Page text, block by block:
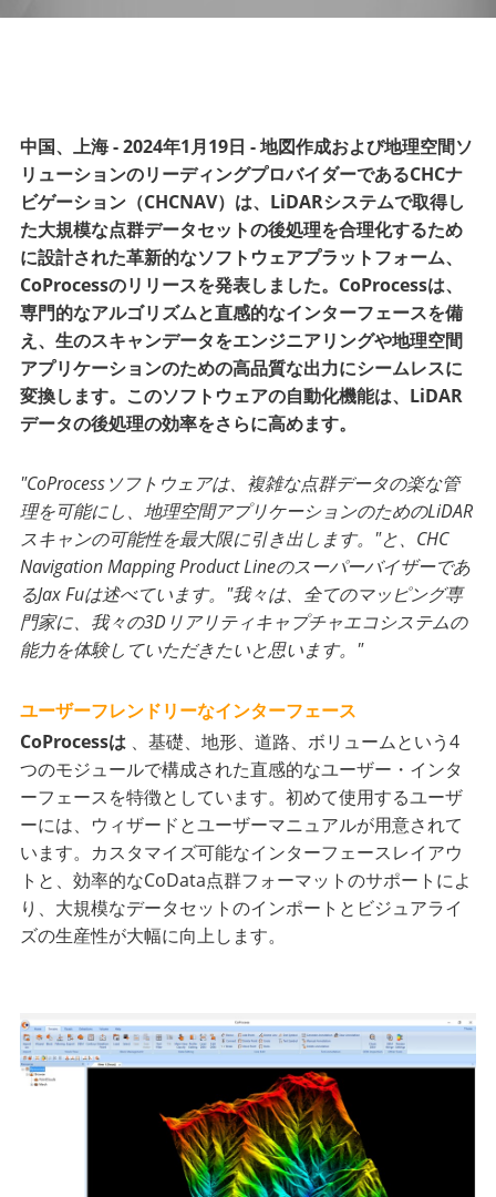
中国、上海 - 2024年1月19日 - 地図作成および地理空間ソ
リューションのリーディングプロバイダーであるCHCナ
ビゲーション（CHCNAV）は、LiDARシステムで取得し
た大規模な点群データセットの後処理を合理化するため
に設計された革新的なソフトウェアプラットフォーム、
CoProcessのリリースを発表しました。CoProcessは、
専門的なアルゴリズムと直感的なインターフェースを備
え、生のスキャンデータをエンジニアリングや地理空間
アプリケーションのための高品質な出力にシームレスに
変換します。このソフトウェアの自動化機能は、LiDAR
データの後処理の効率をさらに高めます。
"CoProcessソフトウェアは、複雑な点群データの楽な管
理を可能にし、地理空間アプリケーションのためのLiDAR
スキャンの可能性を最大限に引き出します。"と、CHC
Navigation Mapping Product Lineのスーパーバイザーであ
るJax Fuは述べています。"我々は、全てのマッピング専
門家に、我々の3Dリアリティキャプチャエコシステムの
能力を体験していただきたいと思います。"
ユーザーフレンドリーなインターフェース
CoProcessは 、基礎、地形、道路、ボリュームという4
つのモジュールで構成された直感的なユーザー・インタ
ーフェースを特徴としています。初めて使用するユーザ
ーには、ウィザードとユーザーマニュアルが用意されて
います。カスタマイズ可能なインターフェースレイアウ
トと、効率的なCoData点群フォーマットのサポートによ
り、大規模なデータセットのインポートとビジュアライ
ズの生産性が大幅に向上します。